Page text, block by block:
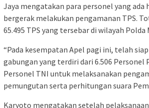
Jaya mengatakan para personel yang ada
bergerak melakukan pengamanan TPS.
65.495 TPS yang tersebar di wilayah Polda
“Pada kesempatan Apel pagi ini, telah
gabungan yang terdiri dari 6.506 Personel
Personel TNI untuk melaksanakan
pemungutan serta perhitungan suara
Karyoto mengatakan setelah